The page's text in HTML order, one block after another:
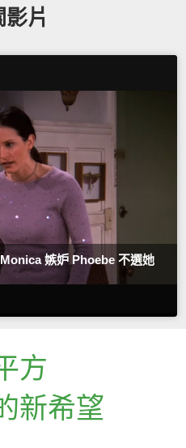
影片
嫉妒 Phoebe 不選她
方
新希望